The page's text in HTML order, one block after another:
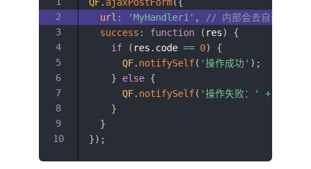
url : 'MyHandler1' ,
// 内部会去自动构造
success : function ( res)
{
if
( res . code == 0)
{
QF. notifySelf( '操作成功' ) ;
}
else {
QF. notifySelf( '操作失败：' +
}
}
}) ;